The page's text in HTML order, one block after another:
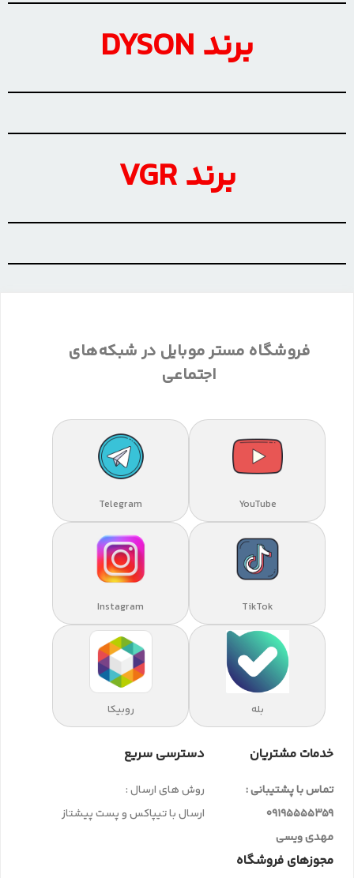
برند DYSON
برند VGR
فروشگاه مستر موبایل در شبکه‌های
اجتماعی
YouTube
Telegram
TikTok
Instagram
بله روبیکا
خدمات مشتریان
تماس با پشتیبانی :
09195555359
مهدی ویسی
دسترسی سریع
روش های ارسال :
ارسال با تیپاکس و پست پیشتاز
مجوزهای فروشگاه